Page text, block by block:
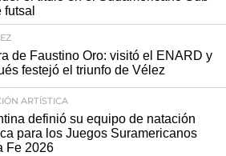
futsal
de Faustino Oro: visitó el ENARD y
festejó el triunfo de Vélez
ARTÍSTICA
definió su equipo de natación
para los Juegos Suramericanos
Fe 2026